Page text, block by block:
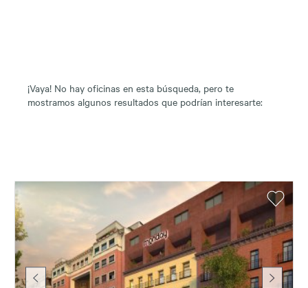
¡Vaya! No hay oficinas en esta búsqueda, pero te
mostramos algunos resultados que podrían interesarte: